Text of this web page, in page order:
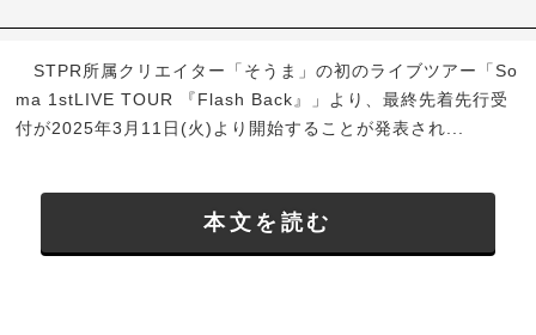
STPR所属クリエイター「そうま」の初のライブツアー「So
ma 1stLIVE TOUR 『Flash Back』」より、最終先着先行受
付が2025年3月11日(火)より開始することが発表され...
本文を読む